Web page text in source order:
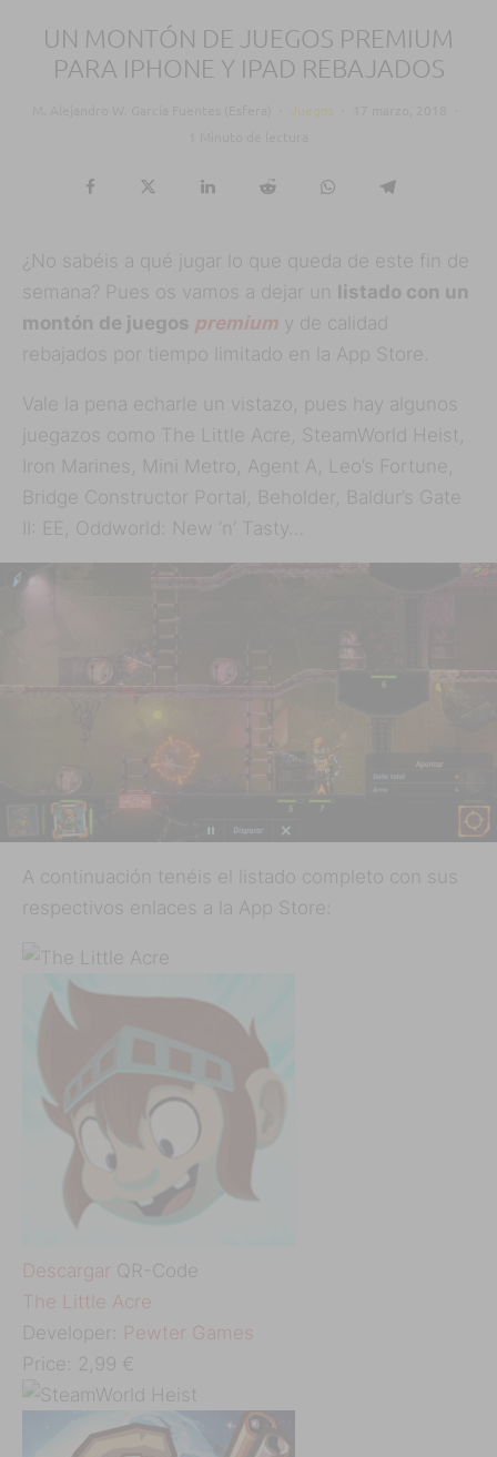
UN MONTÓN DE JUEGOS PREMIUM
PARA IPHONE Y IPAD REBAJADOS
Juegos
¿No sabéis a qué jugar lo que queda de este fin de
semana? Pues os vamos a dejar un listado con un
montón de juegos premium y de calidad
rebajados por tiempo limitado en la App Store.
Vale la pena echarle un vistazo, pues hay algunos
juegazos como The Little Acre, SteamWorld Heist,
Iron Marines, Mini Metro, Agent A, Leo’s Fortune,
Bridge Constructor Portal, Beholder, Baldur’s Gate
II: EE, Oddworld: New ‘n’ Tasty…
A continuación tenéis el listado completo con sus
respectivos enlaces a la App Store:
Descargar QR-Code
‎The Little Acre
Developer: Pewter Games
Price: 2,99 €